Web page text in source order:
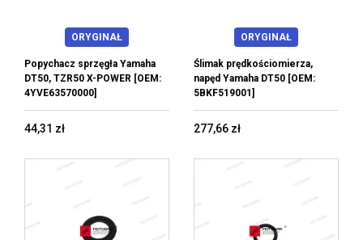
ORYGINAŁ
Popychacz sprzęgła Yamaha
DT50, TZR50 X-POWER [OEM:
4YVE63570000]
44,31 zł
ORYGINAŁ
Ślimak prędkościomierza,
napęd Yamaha DT50 [OEM:
5BKF519001]
277,66 zł